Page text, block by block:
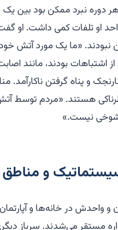
دوره نبرد ممکن بود بین یک
او تلفات کمی داشت. او گفت
نبودند. «ما یک مورد آتش
اشتباهات بودند، مانند
و پناه گرفتن ناکارآمد.
هستند. «مردم توسط
شوخی نیست.»
و مناطق
و واحدش در خانه‌ها و
مستقر می‌شدند. سرباز